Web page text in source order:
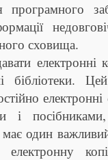
програмного
сховища.
електронні
бібліотеки.
і
один
електронну